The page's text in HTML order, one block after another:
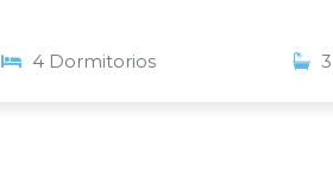
4 Dormitorios